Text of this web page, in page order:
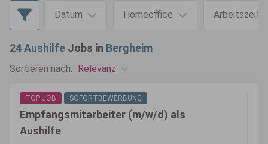
Datum Homeoffice Arbeitszeit
24Aushilfe Jobs in Bergheim
Sortieren nach: Relevanz
TOP JOB SOFORTBEWERBUNG
Empfangsmitarbeiter (m/w/d) als
Aushilfe